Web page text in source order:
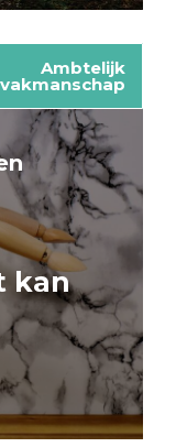
Ambtelijk
vakmanschap
kan